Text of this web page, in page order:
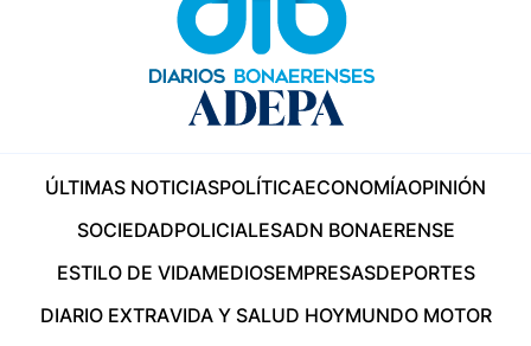
ÚLTIMAS NOTICIASPOLÍTICAECONOMÍAOPINIÓN
SOCIEDADPOLICIALESADN BONAERENSE
ESTILO DE VIDAMEDIOSEMPRESASDEPORTES
DIARIO EXTRAVIDA Y SALUD HOYMUNDO MOTOR